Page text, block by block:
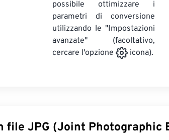
possibile ottimizzare i
parametri di conversione
utilizzando le "Impostazioni
avanzate" (facoltativo,
cercare l'opzione
icona).
file JPG (Joint Photographic